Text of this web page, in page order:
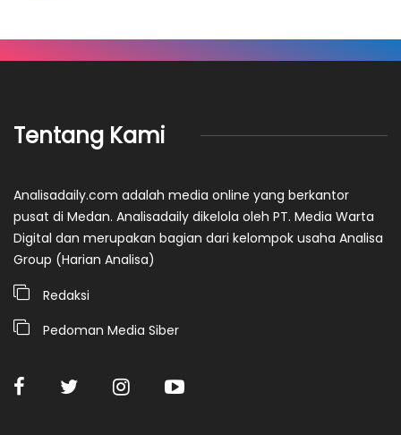
Tentang Kami
Analisadaily.com adalah media online yang berkantor
pusat di Medan. Analisadaily dikelola oleh PT. Media Warta
Digital dan merupakan bagian dari kelompok usaha Analisa
Group (Harian Analisa)
Redaksi
Pedoman Media Siber